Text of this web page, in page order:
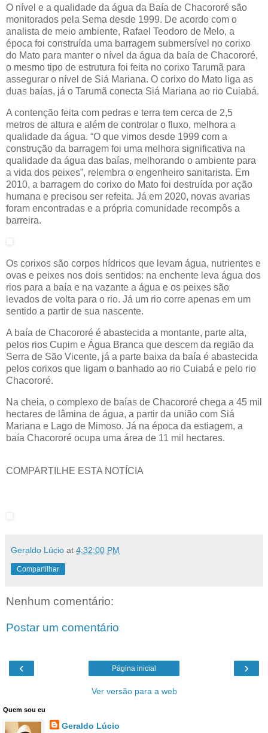
O nível e a qualidade da água da Baía de Chacororé são
monitorados pela Sema desde 1999. De acordo com o
analista de meio ambiente, Rafael Teodoro de Melo, a
época foi construída uma barragem submersível no corixo
do Mato para manter o nível da água da baía de Chacororé,
o mesmo tipo de estrutura foi feita no corixo Tarumã para
assegurar o nível de Siá Mariana. O corixo do Mato liga as
duas baías, já o Tarumã conecta Siá Mariana ao rio Cuiabá.
A contenção feita com pedras e terra tem cerca de 2,5
metros de altura e além de controlar o fluxo, melhora a
qualidade da água. “O que vimos desde 1999 com a
construção da barragem foi uma melhora significativa na
qualidade da água das baías, melhorando o ambiente para
a vida dos peixes”, relembra o engenheiro sanitarista. Em
2010, a barragem do corixo do Mato foi destruída por ação
humana e precisou ser refeita. Já em 2020, novas avarias
foram encontradas e a própria comunidade recompôs a
barreira.
Os corixos são corpos hídricos que levam água, nutrientes e
ovas e peixes nos dois sentidos: na enchente leva água dos
rios para a baía e na vazante a água e os peixes são
levados de volta para o rio. Já um rio corre apenas em um
sentido a partir de sua nascente.
A baía de Chacororé é abastecida a montante, parte alta,
pelos rios Cupim e Água Branca que descem da região da
Serra de São Vicente, já a parte baixa da baía é abastecida
pelos corixos que ligam o banhado ao rio Cuiabá e pelo rio
Chacororé.
Na cheia, o complexo de baías de Chacororé chega a 45 mil
hectares de lâmina de água, a partir da união com Siá
Mariana e Lago de Mimoso. Já na época da estiagem, a
baía Chacororé ocupa uma área de 11 mil hectares.
COMPARTILHE ESTA NOTÍCIA
Geraldo Lúcio at 4:32:00 PM
Compartilhar
Nenhum comentário:
Postar um comentário
‹ ›
Página inicial
Ver versão para a web
Quem sou eu
Geraldo Lúcio